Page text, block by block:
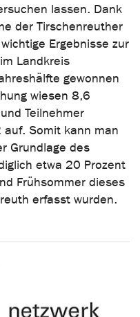
lassen. Dank
der Tirschenreuther
Ergebnisse zur
Landkreis
gewonnen
wiesen 8,6
Teilnehmer
auf. Somit kann man
Grundlage des
etwa 20 Prozent
Frühsommer dieses
erfasst wurden.